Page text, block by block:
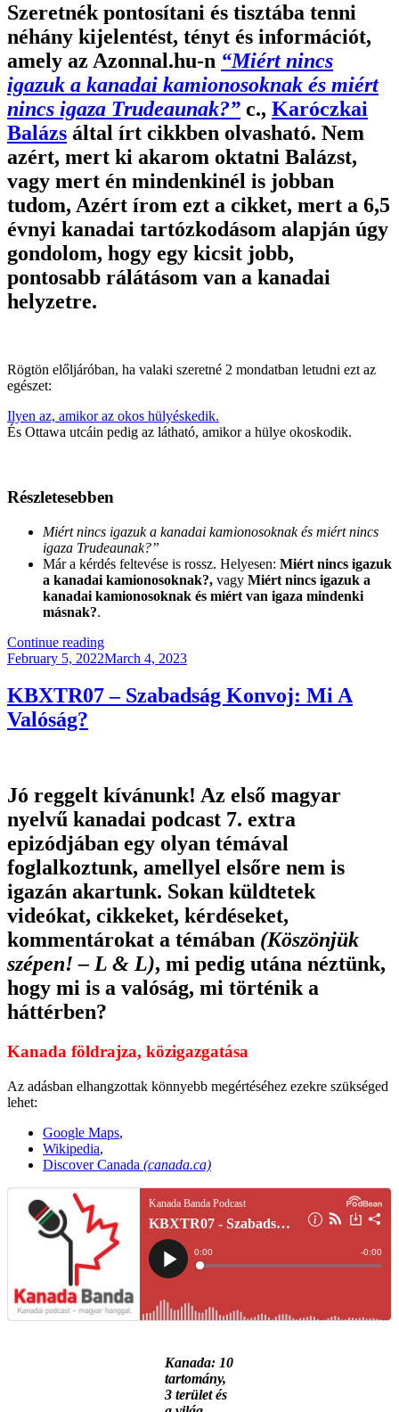
Szeretnék pontosítani és tisztába tenni
néhány kijelentést, tényt és információt,
amely az Azonnal.hu-n “Miért nincs
igazuk a kanadai kamionosoknak és miért
nincs igaza Trudeaunak?” c., Karóczkai
Balázs által írt cikkben olvasható. Nem
azért, mert ki akarom oktatni Balázst,
vagy mert én mindenkinél is jobban
tudom, Azért írom ezt a cikket, mert a 6,5
évnyi kanadai tartózkodásom alapján úgy
gondolom, hogy egy kicsit jobb,
pontosabb rálátásom van a kanadai
helyzetre.
Rögtön előljáróban, ha valaki szeretné 2 mondatban letudni ezt az
egészet:
Ilyen az, amikor az okos hülyéskedik.
És Ottawa utcáin pedig az látható, amikor a hülye okoskodik.
Részletesebben
Miért nincs igazuk a kanadai kamionosoknak és miért nincs
igaza Trudeaunak?”
Már a kérdés feltevése is rossz. Helyesen: Miért nincs igazuk
a kanadai kamionosoknak?, vagy Miért nincs igazuk a
kanadai kamionosoknak és miért van igaza mindenki
másnak?.
Continue reading“Miért
Nincs
Az
Azonnali.hu
Posted
February 5, 2022March 4, 2023
KBXTR07 – Szabadság Konvoj: Mi A
Valóság?
Jó reggelt kívánunk! Az első magyar
nyelvű kanadai podcast 7. extra
epizódjában egy olyan témával
foglalkoztunk, amellyel elsőre nem is
igazán akartunk. Sokan küldtetek
videókat, cikkeket, kérdéseket,
kommentárokat a témában (Köszönjük
szépen! – L & L), mi pedig utána néztünk,
hogy mi is a valóság, mi történik a
háttérben?
Kanada földrajza, közigazgatása
Az adásban elhangzottak könnyebb megértéséhez ezekre szükséged
lehet:
Google Maps,
Wikipedia,
Discover Canada (canada.ca)
Kanada: 10
tartomány,
3 terület és